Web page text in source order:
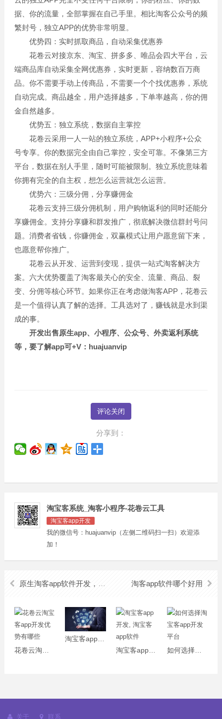
据、你的流量，全部掌握在自己手里。相比淘客公众号的频
繁封号，独立APP的优势非常明显。
优势四：实时抓取商品，自动采集优惠券
花卷云对接京东、淘宝、拼多多、唯品会四大平台，云
端商品库自动采集全网优惠券，实时更新，容纳数百万商
品。你不需要手动上传商品，不需要一个个找优惠券，系统
自动完成。商品越全，用户选择越多，下单率越高，你的佣
金自然越多。
优势五：独立系统，数据自主掌控
花卷云采用一人一站的独立系统，APP+小程序+公众
号专享。你的数据完全由自己掌控，安全可靠。不像第三方
平台，数据在别人手里，随时可能被限制。独立系统意味着
你拥有完全的自主权，想怎么运营就怎么运营。
优势六：三级分佣，分享赚佣金
花卷云支持三级分佣机制，用户购物返利的同时还能分
享赚佣金。支持分享赚和群发推广，彻底解决微信群封号问
题。消费者省钱，你赚佣金，双赢模式让用户愿意留下来，
也愿意帮你推广。
花卷云从开发、运营到变现，提供一站式淘客解决方
案。六大优势覆盖了淘客最关心的安全、流量、商品、裂
变、分佣等核心环节。如果你正在考虑做淘客APP，花卷云
是一个值得认真了解的选择。工具选对了，赚钱就是水到渠
成的事。
开发出售原生app、小程序、公众号、外卖返利系统
等，要了解app可+V：huajuanvip
评论关闭
分享到：
淘宝客系统_淘客小程序-花卷云工具
淘宝客app开发
我的微信号：huajuanvip（左侧二维码扫一扫）欢迎添
加！
原生淘客app软件开发，淘客app开发 淘客app软件哪个好用
关于 联系